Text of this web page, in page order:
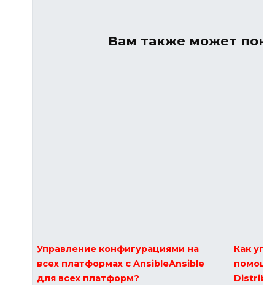
Вам также может
Управление конфигурациями на
всех платформах с AnsibleAnsible
для всех платформ?
Как